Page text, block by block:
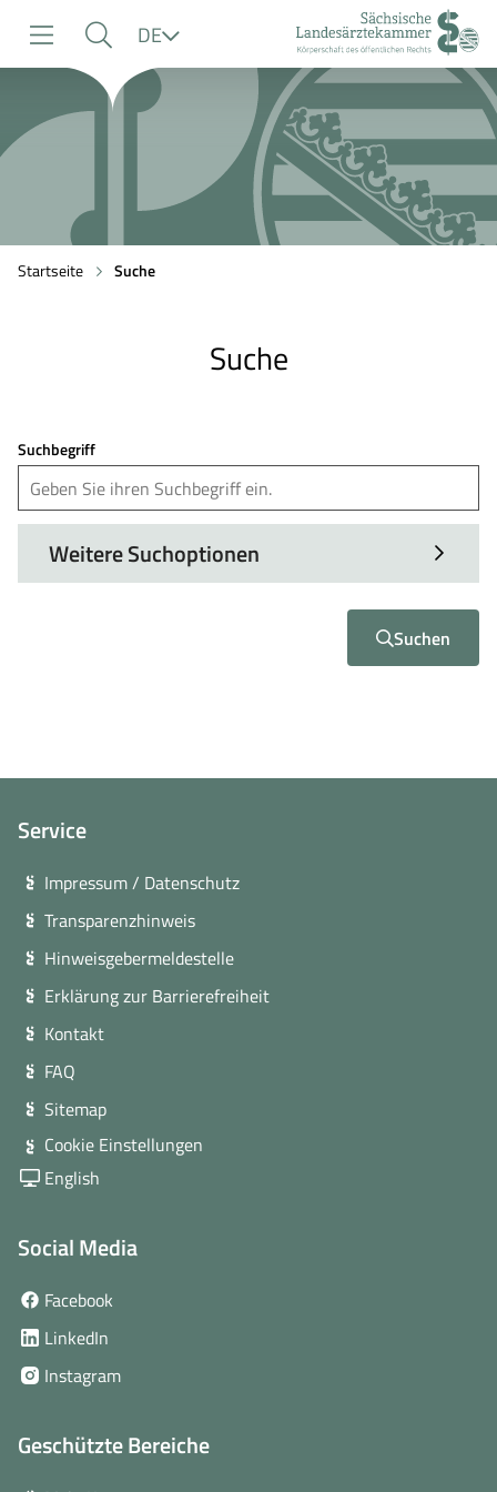
Navigation
Suche
Inhalt
DE
Startseite Suche
Suche
Suchbegriff
Weitere Suchoptionen
Suchen
Service
Impressum / Datenschutz
Transparenzhinweis
Hinweisgebermeldestelle
Erklärung zur Barrierefreiheit
Kontakt
FAQ
Sitemap
Cookie Einstellungen
English
Social Media
Facebook
Fenster)
LinkedIn
neuem
Instagram(öffnet
Fenster)
Geschützte Bereiche